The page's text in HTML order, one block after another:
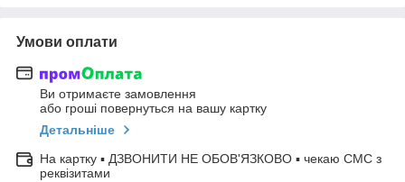
Умови оплати
Ви отримаєте замовлення
або гроші повернуться на вашу картку
Детальніше
На картку ▪ ДЗВОНИТИ НЕ ОБОВ'ЯЗКОВО ▪ чекаю СМС з
реквізитами